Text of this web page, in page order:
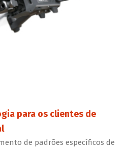
para os clientes de
de padrões específicos de